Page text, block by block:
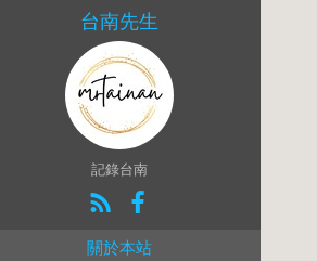
台南先生
記錄台南
關於本站